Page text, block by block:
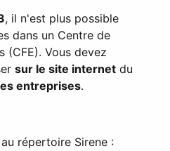
, il n'est plus possible
dans un Centre de
(CFE). Vous devez
sur le site internet du
entreprises.
au répertoire Sirene :